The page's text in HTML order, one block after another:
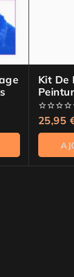
Kit De
0
de
5
25,95